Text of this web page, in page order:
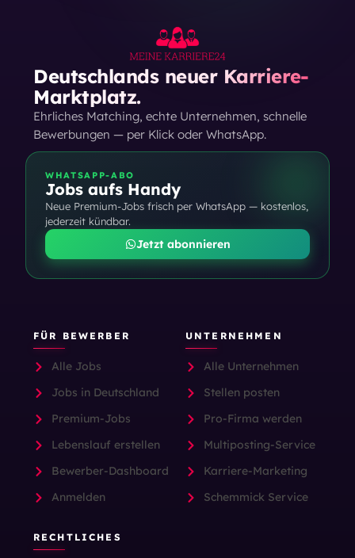
Deutschlands neuer Karriere-
Marktplatz.
Ehrliches Matching, echte Unternehmen, schnelle
Bewerbungen — per Klick oder WhatsApp.
WHATSAPP-ABO
Jobs aufs Handy
Neue Premium-Jobs frisch per WhatsApp — kostenlos,
jederzeit kündbar.
Jetzt abonnieren
FÜR BEWERBER
Alle Jobs
Jobs in Deutschland
Premium-Jobs
Lebenslauf erstellen
Bewerber-Dashboard
Anmelden
UNTERNEHMEN
Alle Unternehmen
Stellen posten
Pro-Firma werden
Multiposting-Service
Karriere-Marketing
Schemmick Service
RECHTLICHES